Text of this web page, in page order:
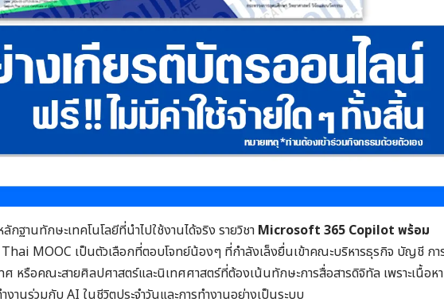
ฐานทักษะเทคโนโลยีที่นำไปใช้งานได้จริง รายวิชา Microsoft 365 Copilot พร้อม
MOOC เป็นตัวเลือกที่ตอบโจทย์น้องๆ ที่กำลังเล็งยื่นเข้าคณะบริหารธุรกิจ บัญชี กา
ศ หรือคณะสายศิลปศาสตร์และนิเทศศาสตร์ที่ต้องเน้นทักษะการสื่อสารดิจิทัล เพราะเนื้อหา
งานร่วมกับ AI ในชีวิตประจำวันและการทำงานอย่างเป็นระบบ